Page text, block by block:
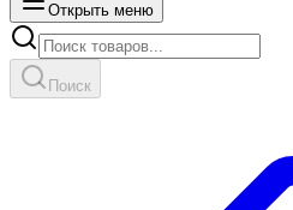
Открыть меню
Поиск